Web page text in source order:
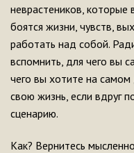
неврастеников,
боятся жизни, чувств,
работать над собой.
вспомнить, для чего вы
чего вы хотите на
свою жизнь, если вдруг
сценарию.
Как? Вернитесь